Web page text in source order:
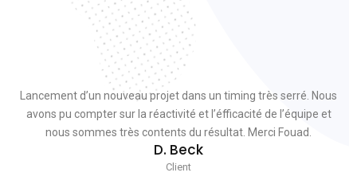
Lancement d’un nouveau projet dans un timing très serré. Nous
avons pu compter sur la réactivité et l’éfficacité de l’équipe et
nous sommes très contents du résultat. Merci Fouad.
D. Beck
Client